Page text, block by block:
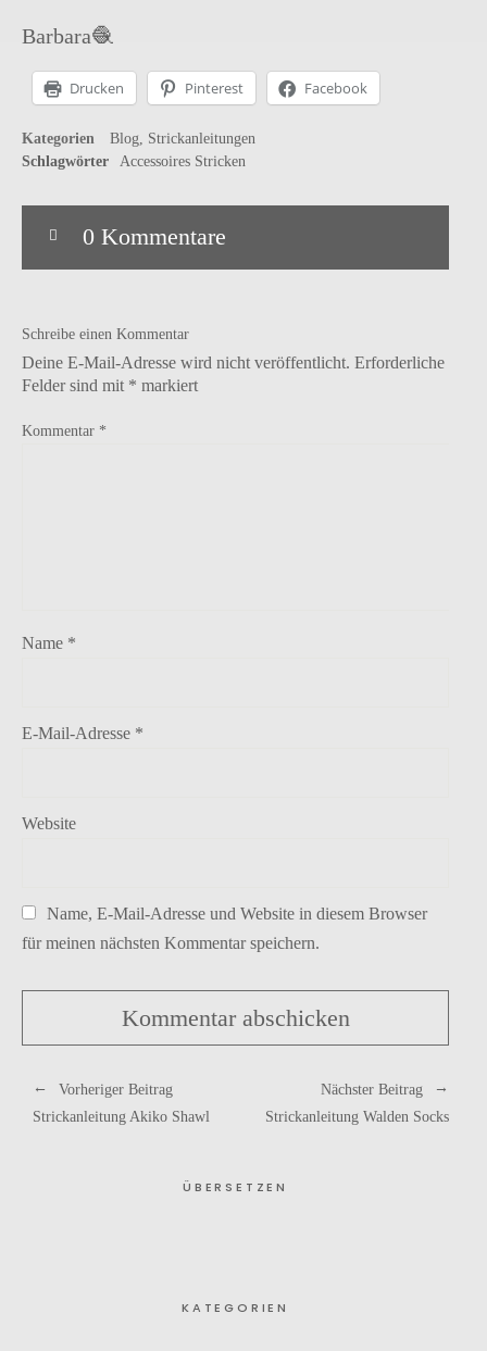
Barbara🧶
Drucken Pinterest Facebook
Kategorien Blog Strickanleitungen
Schlagwörter
Accessoires Stricken
0 Kommentare
Schreibe einen Kommentar
Deine E-Mail-Adresse wird nicht veröffentlicht. Erforderliche
Felder sind mit * markiert
Kommentar *
Name *
E-Mail-Adresse *
Website
Name, E-Mail-Adresse und Website in diesem Browser
für meinen nächsten Kommentar speichern.
Vorheriger Beitrag
Strickanleitung Akiko Shawl
Nächster Beitrag
Strickanleitung Walden Socks
ÜBERSETZEN
KATEGORIEN